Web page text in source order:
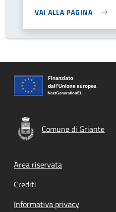
VAI ALLA PAGINA
Comune di Griante
Footer menu
Area riservata
Crediti
Informativa privacy